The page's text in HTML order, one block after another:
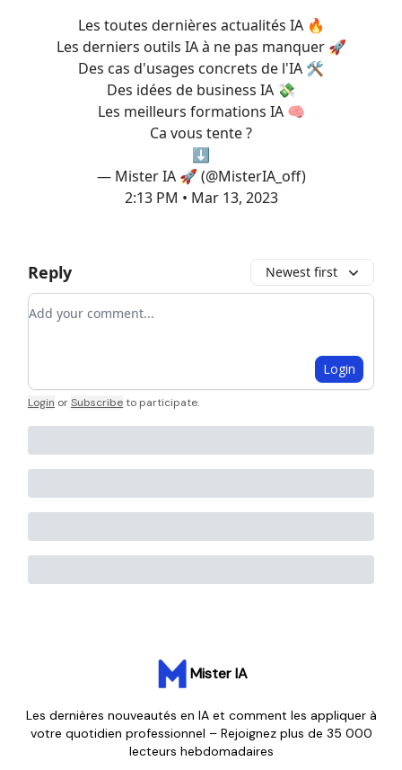
Les toutes dernières actualités IA 🔥
Les derniers outils IA à ne pas manquer 🚀
Des cas d'usages concrets de l'IA 🛠
Des idées de business IA 💸
Les meilleurs formations IA 🧠
Ca vous tente ?
⬇️
— Mister IA 🚀 (@MisterIA_off)
2:13 PM • Mar 13, 2023
Reply Newest first
Add your comment
Login
Login orSubscribeto participate.
Mister IA
Les dernières nouveautés en IA et comment les appliquer à
votre quotidien professionnel – Rejoignez plus de 35 000
lecteurs hebdomadaires